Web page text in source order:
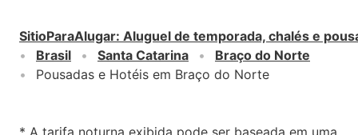
SitioParaAlugar: Aluguel de temporada, chalés e
Brasil
Santa Catarina
Braço do Norte
Pousadas e Hotéis em Braço do Norte
* A tarifa noturna exibida pode ser baseada em uma